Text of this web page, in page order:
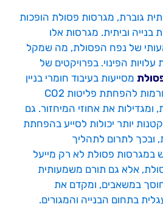
גוברת, מגרסות פסולת הופכות
בנייה וביתית. מגרסות אלו
של נפח הפסולת, מה שמקל
הפינוי. בפרויקטים של
מסייעות בעיבוד חומרי בניין
לשימוש חוזר באתר, תורמות להפחתת פליטות CO2
ומגדילות את אחוזי המיחזור. גם
יותר יכולות לסייע בהפחתת
ובכך לתרום לתהליך
במגרסות פסולת לא רק מייעל
אלא גם תורם משמעותית
במשאבים, ומקדם את
בתחום הבנייה והמגורים.